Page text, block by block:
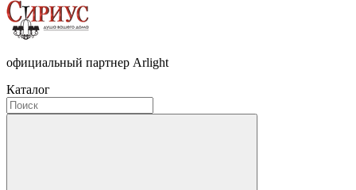
официальный партнер Arlight
Каталог